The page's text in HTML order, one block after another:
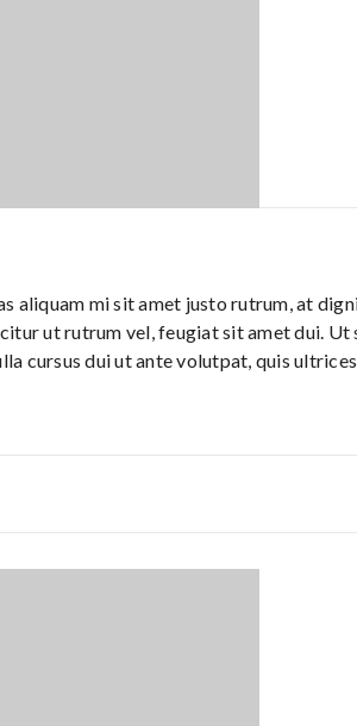
aliquam mi sit amet justo rutrum, at
ut rutrum vel, feugiat sit amet dui.
cursus dui ut ante volutpat, quis